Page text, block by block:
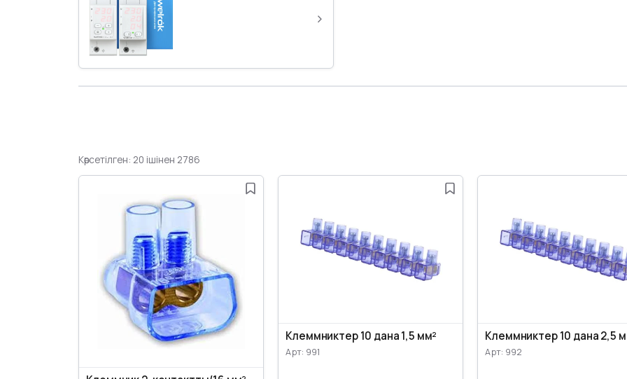
›
Көрсетілген: 20 ішінен 2786
Клеммниктер 10 дана 1,5 мм²
Арт: 991
Клеммниктер 10 дана 2,5
Арт: 992